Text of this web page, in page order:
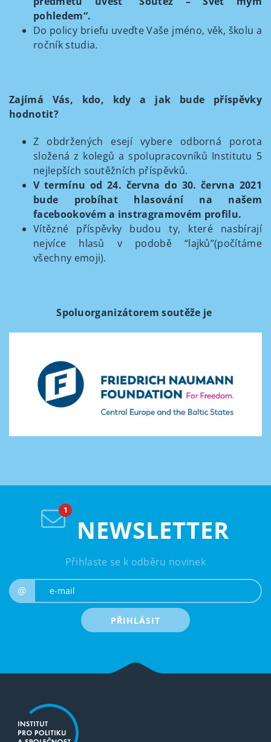
pohledem“.
Do policy briefu uveďte Vaše jméno, věk, školu a
ročník studia.
Zajímá Vás, kdo, kdy a jak bude příspěvky
hodnotit?
Z obdržených esejí vybere odborná porota
složená z kolegů a spolupracovníků Institutu 5
nejlepších soutěžních příspěvků.
V termínu od 24. června do 30. června 2021
bude probíhat hlasování na našem
facebookovém a instragramovém profilu.
Vítězné příspěvky budou ty, které nasbírají
nejvíce hlasů v podobě “lajků”(počítáme
všechny emoji).
Spoluorganizátorem soutěže je
NEWSLETTER
Přihlaste se k odběru novinek
@
PŘIHLÁSIT